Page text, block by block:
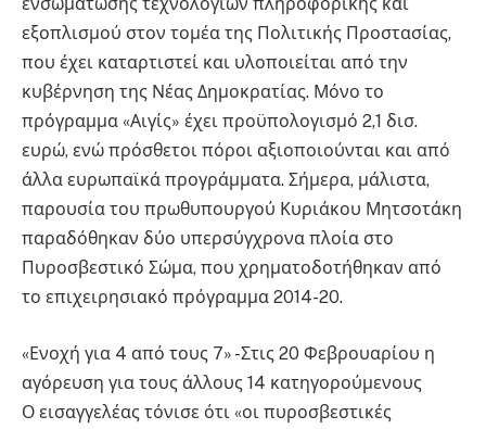
ενσωμάτωσης τεχνολογιών πληροφορικής και
εξοπλισμού στον τομέα της Πολιτικής Προστασίας,
που έχει καταρτιστεί και υλοποιείται από την
κυβέρνηση της Νέας Δημοκρατίας. Μόνο το
πρόγραμμα «Αιγίς» έχει προϋπολογισμό 2,1 δισ.
ευρώ, ενώ πρόσθετοι πόροι αξιοποιούνται και από
άλλα ευρωπαϊκά προγράμματα. Σήμερα, μάλιστα,
παρουσία του πρωθυπουργού Κυριάκου Μητσοτάκη
παραδόθηκαν δύο υπερσύγχρονα πλοία στο
Πυροσβεστικό Σώμα, που χρηματοδοτήθηκαν από
το επιχειρησιακό πρόγραμμα 2014-20.
«Ενοχή για 4 από τους 7» -Στις 20 Φεβρουαρίου η
αγόρευση για τους άλλους 14 κατηγορούμενους
Ο εισαγγελέας τόνισε ότι «οι πυροσβεστικές